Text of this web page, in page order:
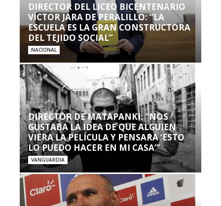
DIRECTOR DEL LICEO BICENTENARIO
VÍCTOR JARA DE PERALILLO: “LA
ESCUELA ES LA GRAN CONSTRUCTORA
DEL TEJIDO SOCIAL”
NACIONAL
DIRECTOR DE MATAPANKI: “NOS
GUSTABA LA IDEA DE QUE ALGUIEN
VIERA LA PELÍCULA Y PENSARA ‘ESTO
LO PUEDO HACER EN MI CASA’”
VANGUARDIA